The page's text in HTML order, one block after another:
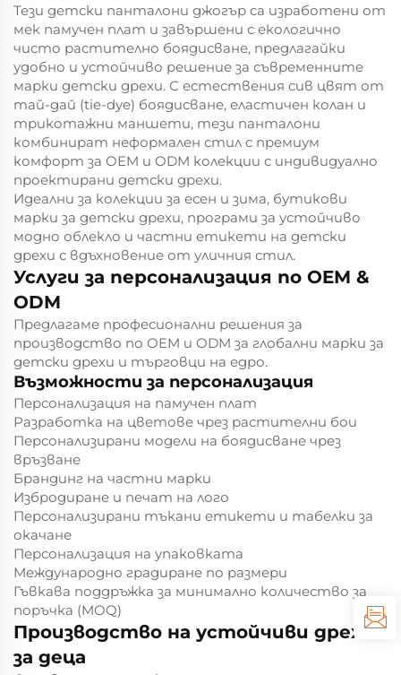
Тези детски панталони джогър са изработени от
мек памучен плат и завършени с екологично
чисто растително боядисване, предлагайки
удобно и устойчиво решение за съвременните
марки детски дрехи. С естествения сив цвят от
тай-дай (tie-dye) боядисване, еластичен колан и
трикотажни маншети, тези панталони
комбинират неформален стил с премиум
комфорт за OEM и ODM колекции с индивидуално
проектирани детски дрехи.
Идеални за колекции за есен и зима, бутикови
марки за детски дрехи, програми за устойчиво
модно облекло и частни етикети на детски
дрехи с вдъхновение от уличния стил.
Услуги за персонализация по OEM &
ODM
Предлагаме професионални решения за
производство по OEM и ODM за глобални марки за
детски дрехи и търговци на едро.
Възможности за персонализация
Персонализация на памучен плат
Разработка на цветове чрез растителни бои
Персонализирани модели на боядисване чрез
връзване
Брандинг на частни марки
Избродиране и печат на лого
Персонализирани тъкани етикети и табелки за
окачане
Персонализация на упаковката
Международно градиране по размери
Гъвкава поддръжка за минимално количество за
поръчка (MOQ)
Производство на устойчиви дрехи
за деца